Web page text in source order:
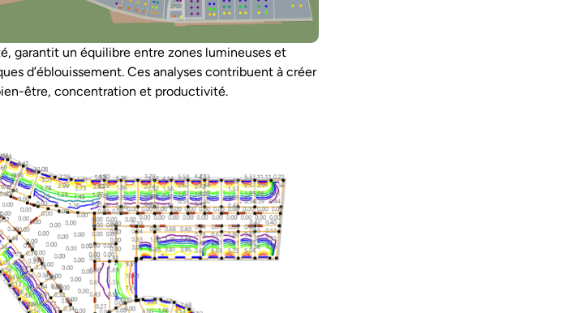
garantit un équilibre entre zones lumineuses et
d’éblouissement. Ces analyses contribuent à créer
être, concentration et productivité.